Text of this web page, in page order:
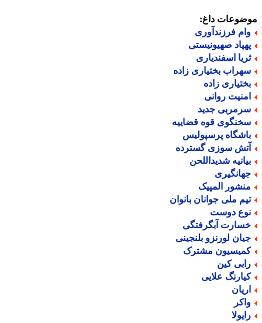
داغ:
فرزندآوری
صهیونیستی
اسفندیاری
بختیاری زاده
زاده
روانی
جدید
قوه قضاییه
پرسپولیس
سوزی گسترده
شدیداللحن
المپیک
ملی جوانان بانوان
دوست
آبگرفتگی
لورنزو بلنجینی
مشترک
کین
علایی